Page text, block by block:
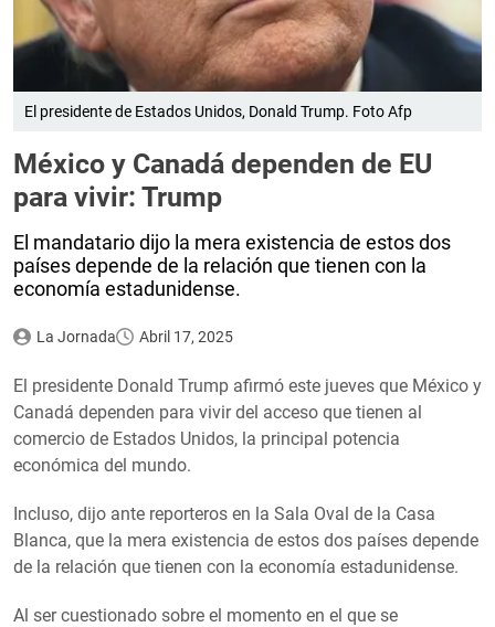
El presidente de Estados Unidos, Donald Trump. Foto Afp
México y Canadá dependen de EU
para vivir: Trump
El mandatario dijo la mera existencia de estos dos
países depende de la relación que tienen con la
economía estadunidense.
La Jornada Abril 17, 2025
El presidente Donald Trump afirmó este jueves que México y
Canadá dependen para vivir del acceso que tienen al
comercio de Estados Unidos, la principal potencia
económica del mundo.
Incluso, dijo ante reporteros en la Sala Oval de la Casa
Blanca, que la mera existencia de estos dos países depende
de la relación que tienen con la economía estadunidense.
Al ser cuestionado sobre el momento en el que se